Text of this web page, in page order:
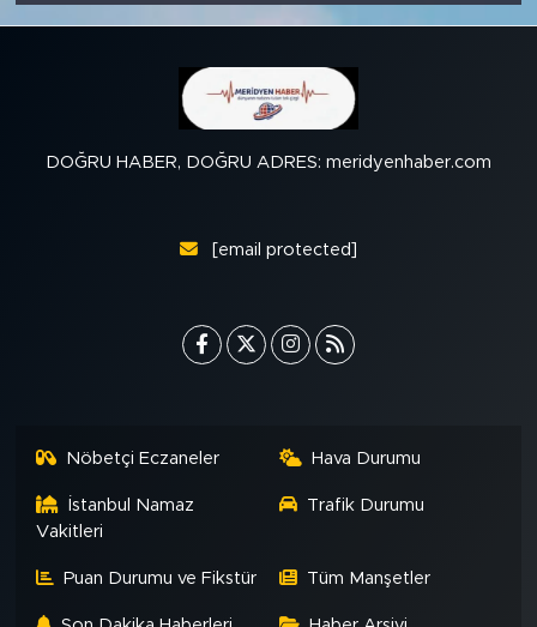
DOĞRU HABER, DOĞRU ADRES: meridyenhaber.com
[email protected]
Nöbetçi Eczaneler Hava Durumu
İstanbul Namaz
Vakitleri
Trafik Durumu
Puan Durumu ve Fikstür Tüm Manşetler